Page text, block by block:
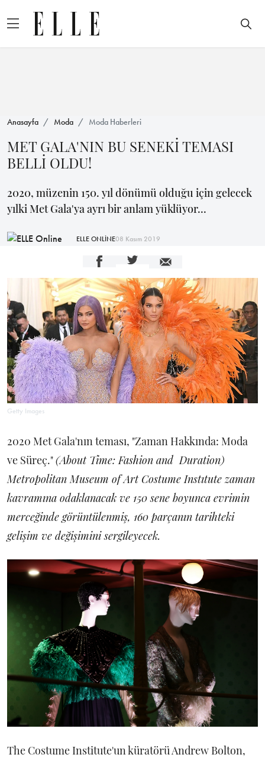
Anasayfa Moda Moda Haberleri
MET GALA'NIN BU SENEKİ TEMASI
BELLİ OLDU!
2020, müzenin 150. yıl dönümü olduğu için gelecek
yılki Met Gala'ya ayrı bir anlam yüklüyor...
ELLE ONLİNE08 Kasım 2019
Getty Images
2020 Met Gala'nın teması, "Zaman Hakkında: Moda
ve Süreç."(About Time: Fashion and Duration)
Metropolitan Museum of Art Costume Instıtute zaman
kavramına odaklanacak ve 150 sene boyunca evrimin
merceğinde görüntülenmiş, 160 parçanın tarihteki
gelişim ve değişimini sergileyecek.
The Costume Institute'un küratörü Andrew Bolton,